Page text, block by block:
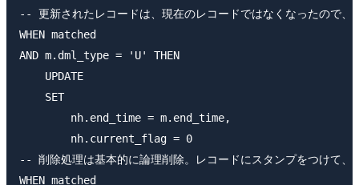
-- 更新されたレコードは、現在のレコードではなくなったので
WHEN matched
AND m.dml_type = 'U' THEN
    UPDATE
    SET
        nh.end_time = m.end_time,
        nh.current_flag = 0
-- 削除処理は基本的に論理削除。レコードにスタンプをつけて、
WHEN matched